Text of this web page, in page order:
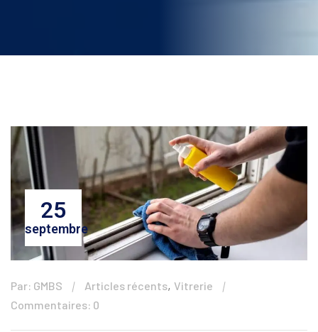
25
septembre
Par: GMBS Articles récents, Vitrerie
Commentaires: 0